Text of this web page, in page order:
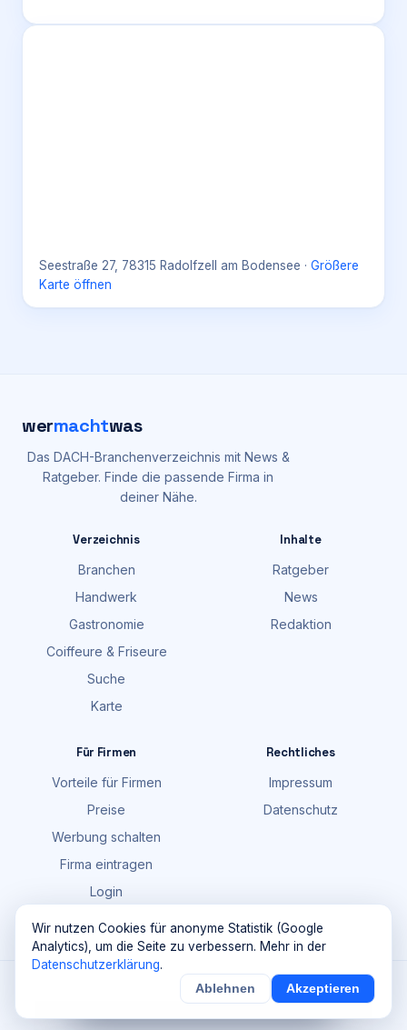
Seestraße 27, 78315 Radolfzell am Bodensee · Größere
Karte öffnen
wermachtwas
Das DACH-Branchenverzeichnis mit News &
Ratgeber. Finde die passende Firma in
deiner Nähe.
Verzeichnis
Branchen
Handwerk
Gastronomie
Coiffeure & Friseure
Suche
Karte
Inhalte
Ratgeber
News
Redaktion
Für Firmen
Vorteile für Firmen
Preise
Werbung schalten
Firma eintragen
Login
Rechtliches
Impressum
Datenschutz
Maik Möhring Media · Ermatingen
Firmendaten teils © OpenStreetMap-Mitwirkende (ODbL)
Details Sichern ×
Wir nutzen Cookies für anonyme Statistik (Google
Analytics), um die Seite zu verbessern. Mehr in der
Datenschutzerklärung.
Ablehnen Akzeptieren